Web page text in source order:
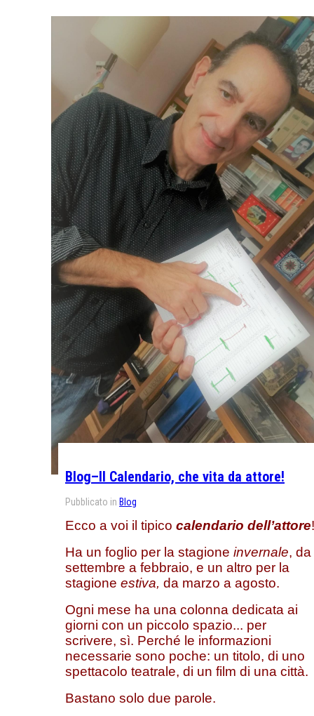
Blog–Il Calendario, che vita da attore!
Pubblicato in Blog
Ecco a voi il tipico calendario dell’attore!
Ha un foglio per la stagione invernale, da
settembre a febbraio, e un altro per la
stagione estiva, da marzo a agosto.
Ogni mese ha una colonna dedicata ai
giorni con un piccolo spazio... per
scrivere, sì. Perché le informazioni
necessarie sono poche: un titolo, di uno
spettacolo teatrale, di un film di una città.
Bastano solo due parole.